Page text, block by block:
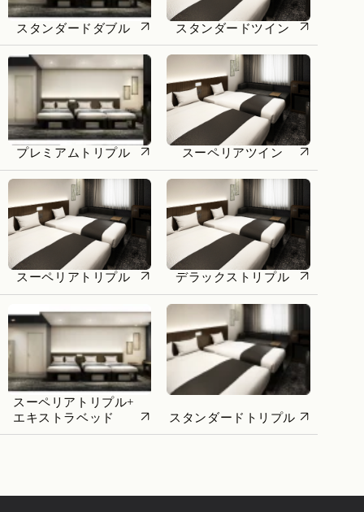
スタンダードダブル スタンダードツイン
プレミアムトリプル スーペリアツイン
スーペリアトリプル デラックストリプル
スーペリアトリプル+
エキストラベッド
スタンダードトリプル